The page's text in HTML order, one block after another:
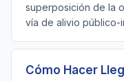
superposición de la
vía de alivio público-
Cómo Hacer